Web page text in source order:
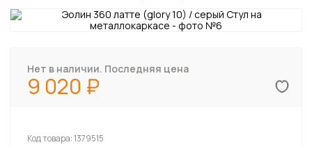
Нет в наличии. Последняя цена
9 020
Код товара:1379515